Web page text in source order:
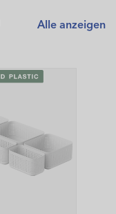
Alle anzeigen